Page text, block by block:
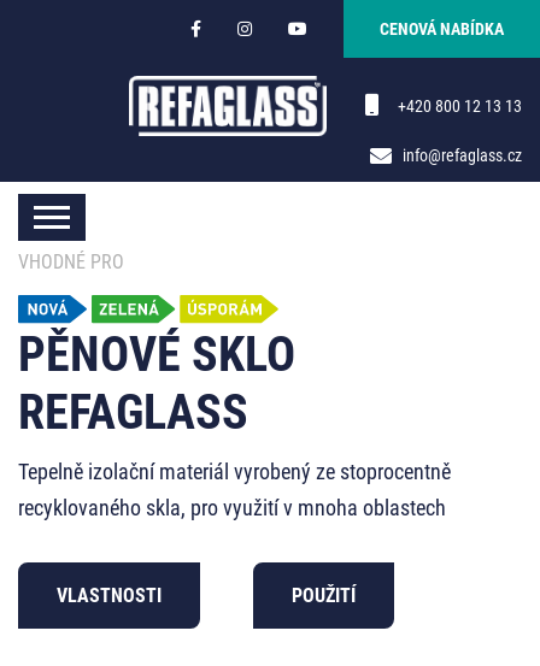
+420 800 12 13 13
info@refaglass.cz
CENOVÁ NABÍDKA
VHODNÉ PRO
PĚNOVÉ SKLO
REFAGLASS
Tepelně izolační materiál vyrobený ze stoprocentně
recyklovaného skla, pro využití v mnoha oblastech
VLASTNOSTI POUŽITÍ